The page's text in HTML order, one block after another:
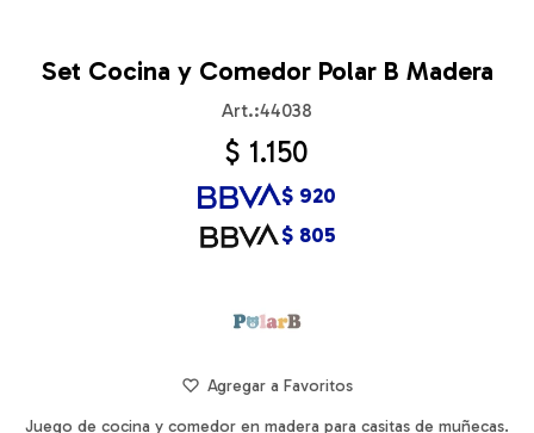
Set Cocina y Comedor Polar B Madera
44038
$ 1.150
$ 805
$ 920
Juego de cocina y comedor en madera para casitas de muñecas.